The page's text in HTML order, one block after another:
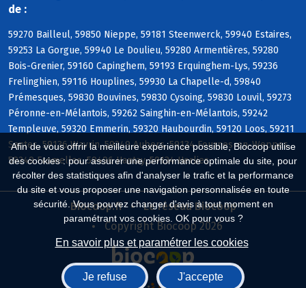
Afin de vous offrir la meilleure expérience possible, Biocoop utilise
des cookies : pour assurer une performance optimale du site, pour
récolter des statistiques afin d'analyser le trafic et la performance
du site et vous proposer une navigation personnalisée en toute
sécurité. Vous pouvez changer d'avis à tout moment en
paramétrant vos cookies. OK pour vous ?
En savoir plus et paramétrer les cookies
Je refuse J'accepte
de :
59270 Bailleul, 59850 Nieppe, 59181 Steenwerck, 59940 Estaires,
59253 La Gorgue, 59940 Le Doulieu, 59280 Armentières, 59280
Bois-Grenier, 59160 Capinghem, 59193 Erquinghem-Lys, 59236
Frelinghien, 59116 Houplines, 59930 La Chapelle-d, 59840
Prémesques, 59830 Bouvines, 59830 Cysoing, 59830 Louvil, 59273
Péronne-en-Mélantois, 59262 Sainghin-en-Mélantois, 59242
Templeuve, 59320 Emmerin, 59320 Haubourdin, 59120 Loos, 59211
Santes, 59136 Wavrin, 59249 Aubers, 59134 Fournes-en-Weppes,
59249 Fromelles, 59496 Hantay, 59134 Herlies
Biocoop.fr
Le réseau Biocoop
Copyright Biocoop 2026